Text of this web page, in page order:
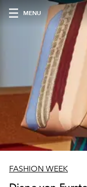
MENU
FASHION WEEK